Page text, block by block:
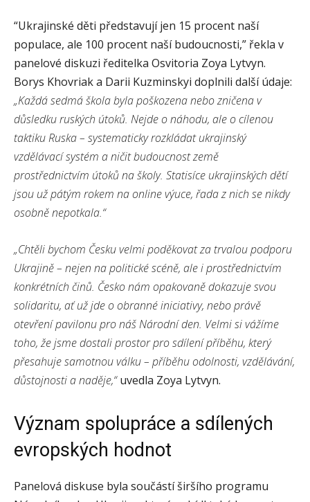
“Ukrajinské děti představují jen 15 procent naší
populace, ale 100 procent naší budoucnosti,” řekla v
panelové diskuzi ředitelka Osvitoria Zoya Lytvyn.
Borys Khovriak a Darii Kuzminskyi doplnili další údaje:
„Každá sedmá škola byla poškozena nebo zničena v
důsledku ruských útoků. Nejde o náhodu, ale o cílenou
taktiku Ruska – systematicky rozkládat ukrajinský
vzdělávací systém a ničit budoucnost země
prostřednictvím útoků na školy. Statisíce ukrajinských dětí
jsou už pátým rokem na online výuce, řada z nich se nikdy
osobně nepotkala.“
„Chtěli bychom Česku velmi poděkovat za trvalou podporu
Ukrajině – nejen na politické scéně, ale i prostřednictvím
konkrétních činů. Česko nám opakovaně dokazuje svou
solidaritu, ať už jde o obranné iniciativy, nebo právě
otevření pavilonu pro náš Národní den. Velmi si vážíme
toho, že jsme dostali prostor pro sdílení příběhu, který
přesahuje samotnou válku – příběhu odolnosti, vzdělávání,
důstojnosti a naděje,“uvedla Zoya Lytvyn.
Význam spolupráce a sdílených
evropských hodnot
Panelová diskuse byla součástí širšího programu